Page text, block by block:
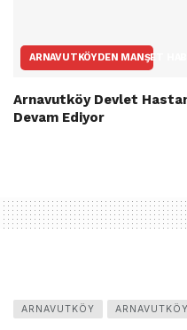
ARNAVUTKÖYDEN MANŞET
Arnavutköy Devlet
Devam Ediyor
ARNAVUTKÖY